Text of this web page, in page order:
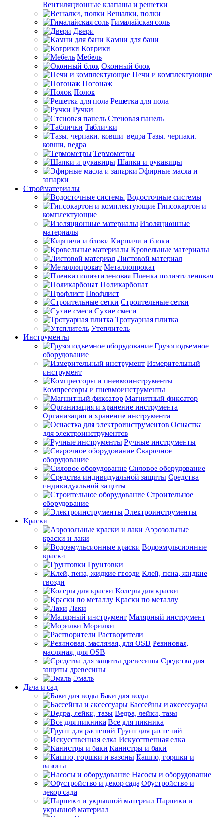
Вентиляционные клапаны и решетки
Вешалки, полки
Гималайская соль
Двери
Камни для бани
Коврики
Мебель
Оконный блок
Печи и комплектующие
Погонаж
Полок
Решетка для пола
Ручки
Стеновая панель
Таблички
Тазы, черпаки,
ковши, ведра
Термометры
Шапки и рукавицы
Эфирные масла и
запарки
Стройматериалы
Водосточные системы
Гипсокартон и
комплектующие
Изоляционные
материалы
Кирпичи и блоки
Кровельные материалы
Листовой материал
Металлопрокат
Пленка полиэтиленовая
Поликарбонат
Профлист
Строительные сетки
Сухие смеси
Тротуарная плитка
Утеплитель
Инструменты
Грузоподъемное
оборудование
Измерительный
инструмент
Компрессоры и пневмоинструменты
Магнитный фиксатор
Организация и хранение инструмента
Оснастка
для электроинструментов
Ручные инструменты
Сварочное
оборудование
Силовое оборудование
Средства
индивидуальной защиты
Строительное
оборудование
Электроинструменты
Краски
Аэрозольные
краски и лаки
Водоэмульсионные
краски
Грунтовки
Клей, пена, жидкие
гвозди
Колеры для краски
Краски по металлу
Лаки
Малярный инструмент
Морилки
Растворители
Резиновая,
масляная, для OSB
Средства для
защиты древесины
Эмаль
Дача и сад
Баки для воды
Бассейны и аксессуары
Ведра, лейки, тазы
Все для пикника
Грунт для растений
Искусственная елка
Канистры и баки
Кашпо, горшки и
вазоны
Насосы и оборудование
Обустройство и
декор сада
Парники и
укрывной материал